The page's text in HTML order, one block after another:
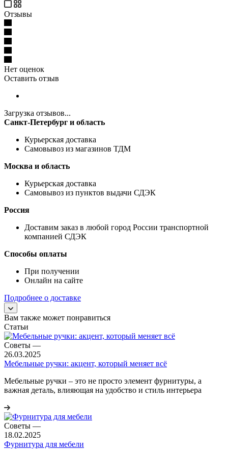
Отзывы
Нет оценок
Оставить отзыв
Загрузка отзывов...
Санкт-Петербург и область
Курьерская доставка
Самовывоз из магазинов ТДМ
Москва и область
Курьерская доставка
Самовывоз из пунктов выдачи СДЭК
Россия
Доставим заказ в любой город России транспортной
компанией СДЭК
Способы оплаты
При получении
Онлайн на сайте
Подробнее о доставке
Вам также может понравиться
Статьи
Советы —
26.03.2025
Мебельные ручки: акцент, который меняет всё
Мебельные ручки – это не просто элемент фурнитуры, а
важная деталь, влияющая на удобство и стиль интерьера
Советы —
18.02.2025
Фурнитура для мебели